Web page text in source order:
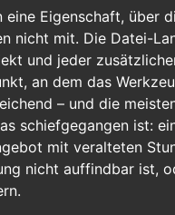
eine Eigenschaft, über
nicht mit. Die Datei-
und jeder
an dem das
– und die
schiefgegangen ist:
mit veralteten
nicht auffindbar ist,